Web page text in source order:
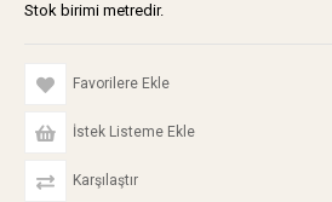
Stok birimi metredir.
Favorilere Ekle
İstek Listeme Ekle
Karşılaştır